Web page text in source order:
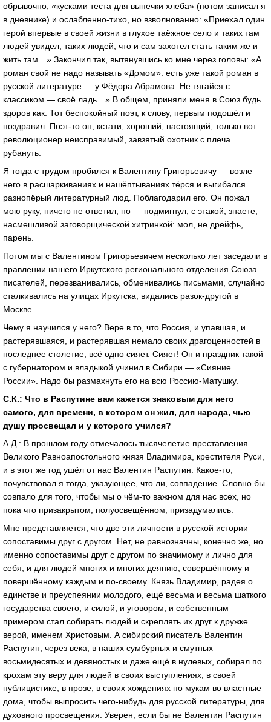
обрывочно, «кусками теста для выпечки хлеба» (потом записал я
в дневнике) и ослабленно-тихо, но взволнованно: «Приехал один
герой впервые в своей жизни в глухое таёжное село и таких там
людей увидел, таких людей, что и сам захотел стать таким же и
жить там…» Закончил так, вытянувшись ко мне через головы: «А
роман свой не надо называть «Домом»: есть уже такой роман в
русской литературе — у Фёдора Абрамова. Не тягайся с
классиком — своё ладь…» В общем, приняли меня в Союз будь
здоров как. Тот беспокойный поэт, к слову, первым подошёл и
поздравил. Поэт-то он, кстати, хороший, настоящий, только вот
революционер неисправимый, завзятый охотник с плеча
рубануть.
Я тогда с трудом пробился к Валентину Григорьевичу — возле
него в расшаркиваниях и нашёптываниях тёрся и выгибался
разнопёрый литературный люд. Поблагодарил его. Он пожал
мою руку, ничего не ответил, но — подмигнул, с этакой, знаете,
насмешливой заговорщической хитринкой: мол, не дрейфь,
парень.
Потом мы с Валентином Григорьевичем несколько лет заседали в
правлении нашего Иркутского регионального отделения Союза
писателей, перезванивались, обменивались письмами, случайно
сталкивались на улицах Иркутска, видались разок-другой в
Москве.
Чему я научился у него? Вере в то, что Россия, и упавшая, и
растерявшаяся, и растерявшая немало своих драгоценностей в
последнее столетие, всё одно сияет. Сияет! Он и праздник такой
с губернатором и владыкой учинил в Сибири — «Сияние
России». Надо бы размахнуть его на всю Россию-Матушку.
С.К.: Что в Распутине вам кажется знаковым для него
самого, для времени, в котором он жил, для народа, чью
душу просвещал и у которого учился?
А.Д.: В прошлом году отмечалось тысячелетие преставления
Великого Равноапостольного князя Владимира, крестителя Руси,
и в этот же год ушёл от нас Валентин Распутин. Какое-то,
почувствовал я тогда, указующее, что ли, совпадение. Словно бы
совпало для того, чтобы мы о чём-то важном для нас всех, но
пока что призакрытом, полуосвещённом, призадумались.
Мне представляется, что две эти личности в русской истории
сопоставимы друг с другом. Нет, не равнозначны, конечно же, но
именно сопоставимы друг с другом по значимому и лично для
себя, и для людей многих и многих деянию, совершённому и
повершённому каждым и по-своему. Князь Владимир, радея о
единстве и преуспеянии молодого, ещё весьма и весьма шаткого
государства своего, и силой, и уговором, и собственным
примером стал собирать людей и скреплять их друг к дружке
верой, именем Христовым. А сибирский писатель Валентин
Распутин, через века, в наших сумбурных и смутных
восьмидесятых и девяностых и даже ещё в нулевых, собирал по
крохам эту веру для людей в своих выступлениях, в своей
публицистике, в прозе, в своих хождениях по мукам во властные
дома, чтобы выпросить чего-нибудь для русской литературы, для
духовного просвещения. Уверен, если бы не Валентин Распутин